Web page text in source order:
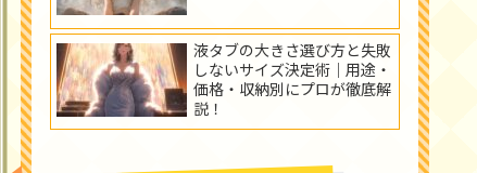
液タブの大きさ選び方と失敗
しないサイズ決定術｜用途・
価格・収納別にプロが徹底解
説！